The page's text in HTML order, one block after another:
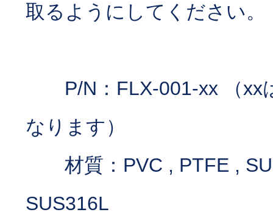
取るようにしてください。
P/N：FLX-001-xx （xx
なります）
材質：PVC , PTFE ,
SUS316L